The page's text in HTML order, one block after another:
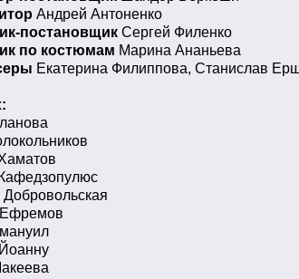
Андрей Антоненко
постановщик Сергей Филенко
по костюмам Марина Ананьева
Екатерина Филиппова, Станислав
Добровольская